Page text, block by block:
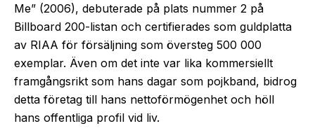
Me” (2006), debuterade på plats nummer 2 på
Billboard 200-listan och certifierades som guldplatta
av RIAA för försäljning som översteg 500 000
exemplar. Även om det inte var lika kommersiellt
framgångsrikt som hans dagar som pojkband, bidrog
detta företag till hans nettoförmögenhet och höll
hans offentliga profil vid liv.